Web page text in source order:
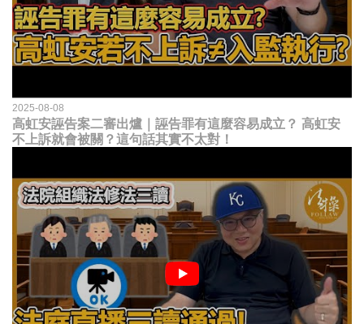
2025-08-08
高虹安誣告案二審出爐｜誣告罪有這麼容易成立？ 高虹安
不上訴就會被關？這句話其實不太對！